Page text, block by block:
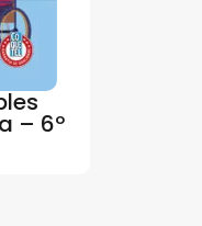
– 6º